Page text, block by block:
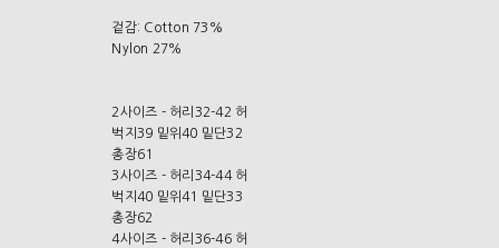
겉감: Cotton 73%
Nylon 27%
2사이즈 - 허리32-42 허
벅지39 밑위40 밑단32
총장61
3사이즈 - 허리34-44 허
벅지40 밑위41 밑단33
총장62
4사이즈 - 허리36-46 허